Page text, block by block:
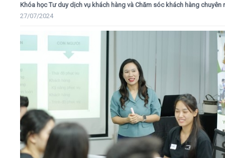
Khóa học Tư duy dịch vụ khách hàng và Chăm sóc khách hàng chuyên
27/07/2024